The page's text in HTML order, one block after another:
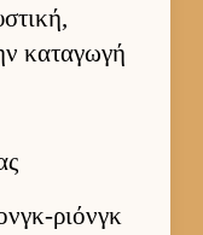
καταγωγή
ριόνγκ